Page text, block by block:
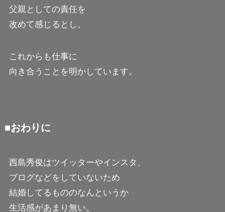
父親としての責任を
改めて感じるとし、
これからも仕事に
向き合うことを明かしています。
■おわりに
西島秀俊はツイッターやインスタ、
ブログなどをしていないため
結婚してるもののなんというか
生活感があまり無い。